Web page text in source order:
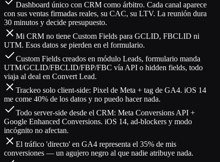
Dashboard único con CRM como árbitro. Cada canal aparece
con sus ventas firmadas reales, su CAC, su LTV. La reunión dura
30 minutos y decide presupuesto.
Mi CRM no tiene Custom Fields para GCLID, FBCLID ni
UTM. Esos datos se pierden en el formulario.
Custom Fields creados en módulo Leads, formulario manda
UTM/GCLID/FBCLID/FBP/FBC vía API o hidden fields, todo
viaja al deal en Convert Lead.
Trackeo solo client-side: Pixel de Meta + tag de GA4. iOS 14
me come 40% de los datos y no puedo hacer nada.
Todo server-side desde el CRM: Meta Conversions API +
Google Enhanced Conversions. iOS 14, ad-blockers y modo
incógnito no afectan.
El tráfico 'directo' en GA4 representa el 35% de mis
conversiones — un agujero negro al que nadie atribuye nada.